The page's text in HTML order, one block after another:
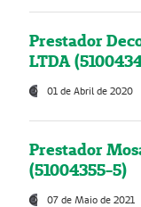
Prestador
LTDA
01 de Abril de 2020
Prestador
(51004355-5)
07 de Maio de 2021